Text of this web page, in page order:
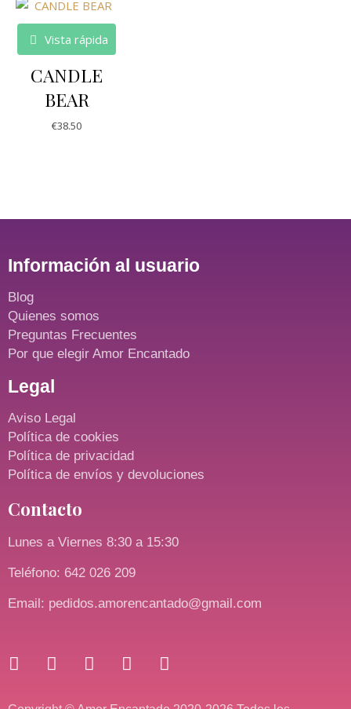
Vista rápida
CANDLE
BEAR
€38.50
Información al usuario
Blog
Quienes somos
Preguntas Frecuentes
Por que elegir Amor Encantado
Legal
Aviso Legal
Política de cookies
Política de privacidad
Política de envíos y devoluciones
Contacto
Lunes a Viernes 8:30 a 15:30
Teléfono: 642 026 209
Email: pedidos.amorencantado@gmail.com